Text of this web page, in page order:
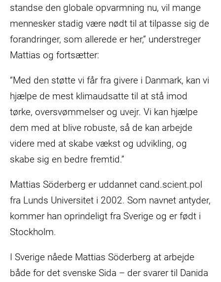
standse den globale opvarmning nu, vil mange
mennesker stadig være nødt til at tilpasse sig de
forandringer, som allerede er her,” understreger
Mattias og fortsætter:
“Med den støtte vi får fra givere i Danmark, kan vi
hjælpe de mest klimaudsatte til at stå imod
tørke, oversvømmelser og uvejr. Vi kan hjælpe
dem med at blive robuste, så de kan arbejde
videre med at skabe vækst og udvikling, og
skabe sig en bedre fremtid.”
Mattias Söderberg er uddannet cand.scient.pol
fra Lunds Universitet i 2002. Som navnet antyder,
kommer han oprindeligt fra Sverige og er født i
Stockholm.
I Sverige nåede Mattias Söderberg at arbejde
både for det svenske Sida – der svarer til Danida